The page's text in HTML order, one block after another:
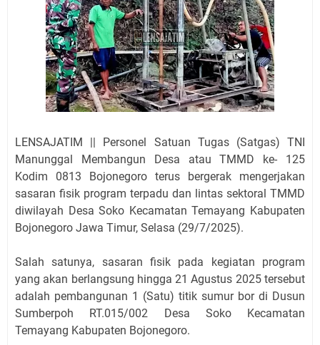
LENSAJATIM || Personel Satuan Tugas (Satgas) TNI
Manunggal Membangun Desa atau TMMD ke- 125
Kodim 0813 Bojonegoro terus bergerak mengerjakan
sasaran fisik program terpadu dan lintas sektoral TMMD
diwilayah Desa Soko Kecamatan Temayang Kabupaten
Bojonegoro Jawa Timur, Selasa (29/7/2025).
Salah satunya, sasaran fisik pada kegiatan program
yang akan berlangsung hingga 21 Agustus 2025 tersebut
adalah pembangunan 1 (Satu) titik sumur bor di Dusun
Sumberpoh RT.015/002 Desa Soko Kecamatan
Temayang Kabupaten Bojonegoro.